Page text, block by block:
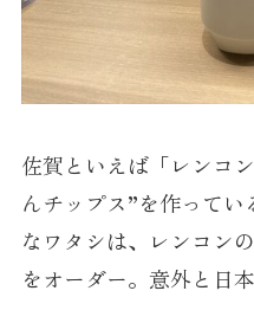
佐賀といえば「レンコ
んチップス”を作ってい
なワタシは、レンコン
をオーダー。意外と日